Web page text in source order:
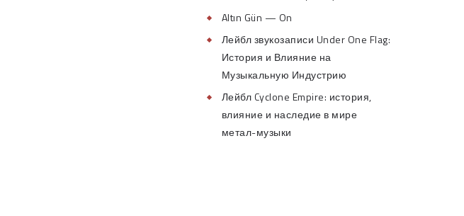
Altın Gün — On
Лейбл звукозаписи Under One Flag:
История и Влияние на
Музыкальную Индустрию
Лейбл Cyclone Empire: история,
влияние и наследие в мире
метал-музыки